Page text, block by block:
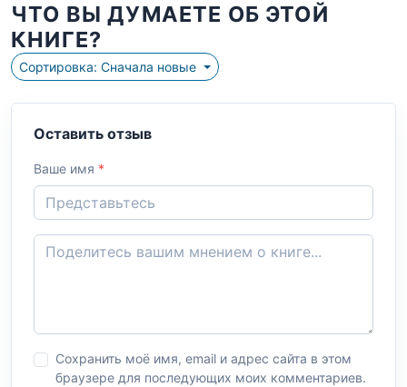
ЧТО ВЫ ДУМАЕТЕ ОБ ЭТОЙ
КНИГЕ?
Сортировка: Сначала новые
Оставить отзыв
Ваше имя *
Сохранить моё имя, email и адрес сайта в этом
браузере для последующих моих комментариев.